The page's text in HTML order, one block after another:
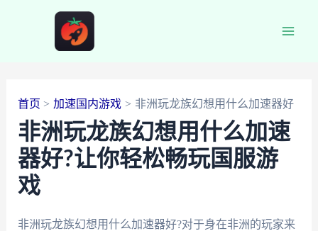
首页 加速国内游戏 非洲玩龙族幻想用什么加速器好
非洲玩龙族幻想用什么加速
器好?让你轻松畅玩国服游
戏
非洲玩龙族幻想用什么加速器好?对于身在非洲的玩家来